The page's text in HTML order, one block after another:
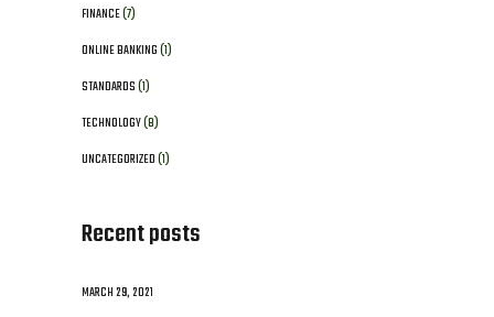
FINANCE(7)
ONLINE BANKING(1)
STANDARDS(1)
TECHNOLOGY(8)
UNCATEGORIZED(1)
Recent posts
MARCH 29, 2021